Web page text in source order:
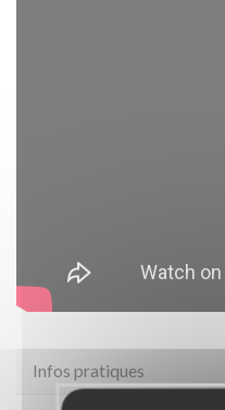
Infos pratiques